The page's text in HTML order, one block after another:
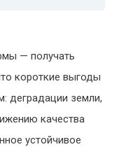
— получать
короткие выгоды
деградации земли,
качества
устойчивое